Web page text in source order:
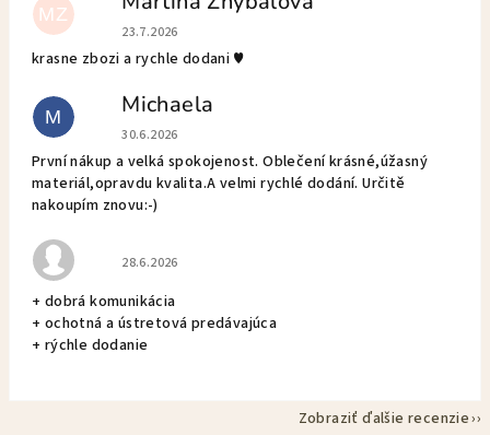
MZ
Hodnotenie obchodu je 5 z 5 hviezdičiek.
23.7.2026
krasne zbozi a rychle dodani ♥️
M Michaela
Hodnotenie obchodu je 5 z 5 hviezdičiek.
30.6.2026
První nákup a velká spokojenost. Oblečení krásné,úžasný
materiál,opravdu kvalita.A velmi rychlé dodání. Určitě
nakoupím znovu:-)
Hodnotenie obchodu je 5 z 5 hviezdičiek.
28.6.2026
+ dobrá komunikácia
+ ochotná a ústretová predávajúca
+ rýchle dodanie
Zobraziť ďalšie recenzie